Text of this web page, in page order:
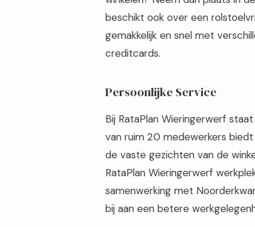
beschikt ook over een
gemakkelijk en snel met
creditcards.
Persoonlijke Service
Bij RataPlan Wieringerwerf
van ruim 20 medewerkers biedt
de vaste gezichten van de
RataPlan Wieringerwerf
samenwerking met
bij aan een betere